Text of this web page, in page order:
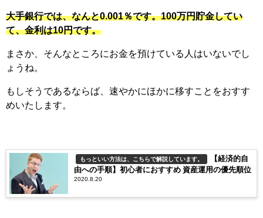
大手銀行では、なんと0.001％です。100万円貯金してい
て、金利は10円です。
まさか、そんなところにお金を預けている人はいないでし
ょうね。
もしそうであるならば、速やかにほかに移すことをおすす
めいたします。
もっといい方法は、こちらで解説しています。
【経済的自
由への手順】初心者におすすめ 資産運用の優先順位
2020.8.20